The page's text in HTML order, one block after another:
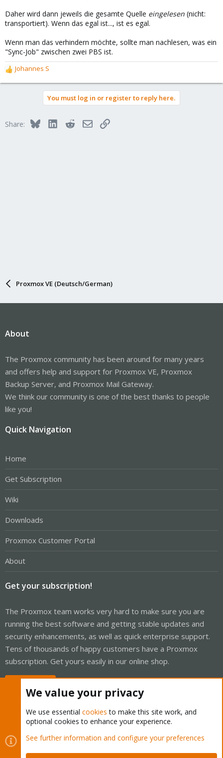
Daher wird dann jeweils die gesamte Quelle eingelesen (nicht:
transportiert). Wenn das egal ist..., ist es egal.
Wenn man das verhindern möchte, sollte man nachlesen, was ein
"Sync-Job" zwischen zwei PBS ist.
R
e
o
Johannes S
You must log in or register to reply here.
Share: BlueskyLinkedInRedditEmailLink
Proxmox VE (Deutsch/German)
About
The Proxmox community has been around for many years
and offers help and support for Proxmox VE, Proxmox
Backup Server, and Proxmox Mail Gateway.
We think our community is one of the best thanks to people
like you!
Quick Navigation
Home
Get Subscription
Wiki
Downloads
Proxmox Customer Portal
About
Get your subscription!
The Proxmox team works very hard to make sure you are
running the best software and getting stable updates and
security enhancements, as well as quick enterprise support.
Tens of thousands of happy customers have a Proxmox
subscription. Get yours easily in our online shop.
Cookies
Proxmox Support Forum - Light Mode
Contact us
Terms and rules Privacy policy Help Home
We value your privacy
We use essential cookies to make this site work, and
optional cookies to enhance your experience.
See further information and configure your preferences